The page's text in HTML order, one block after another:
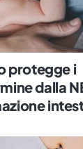
protegge i
dalla